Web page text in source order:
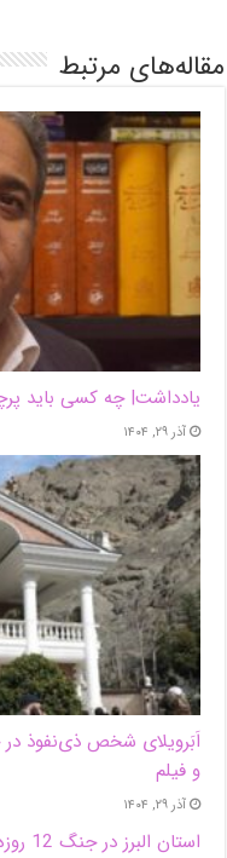
مقاله‌های مرتبط
یادداشت| ‌چه کسی باید
آذر ۲۹, ۱۴۰۴
اَبَر‌ویلای شخص ذی‌نفوذ
و فیلم
آذر ۲۹, ۱۴۰۴
استان البرز در جنگ 12 روزه 7 شهید دانشجو تقدیم انقلاب کرد